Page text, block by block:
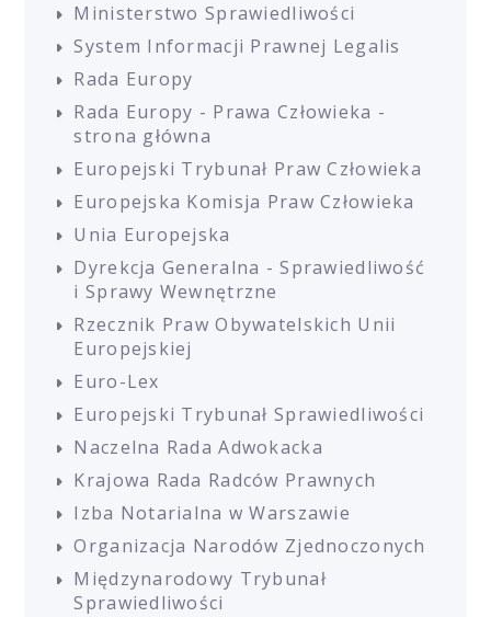
Ministerstwo Sprawiedliwości
System Informacji Prawnej Legalis
Rada Europy
Rada Europy - Prawa Człowieka -
strona główna
Europejski Trybunał Praw Człowieka
Europejska Komisja Praw Człowieka
Unia Europejska
Dyrekcja Generalna - Sprawiedliwość
i Sprawy Wewnętrzne
Rzecznik Praw Obywatelskich Unii
Europejskiej
Euro-Lex
Europejski Trybunał Sprawiedliwości
Naczelna Rada Adwokacka
Krajowa Rada Radców Prawnych
Izba Notarialna w Warszawie
Organizacja Narodów Zjednoczonych
Międzynarodowy Trybunał
Sprawiedliwości